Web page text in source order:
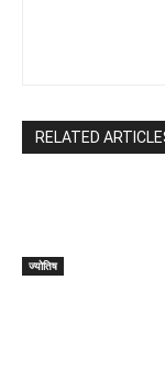
RELATED
ज्योतिष